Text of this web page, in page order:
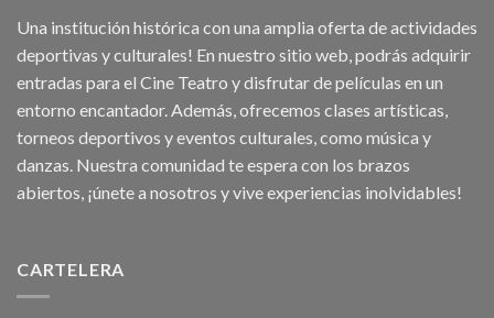
Una institución histórica con una amplia oferta de actividades
deportivas y culturales! En nuestro sitio web, podrás adquirir
entradas para el Cine Teatro y disfrutar de películas en un
entorno encantador. Además, ofrecemos clases artísticas,
torneos deportivos y eventos culturales, como música y
danzas. Nuestra comunidad te espera con los brazos
abiertos, ¡únete a nosotros y vive experiencias inolvidables!
CARTELERA